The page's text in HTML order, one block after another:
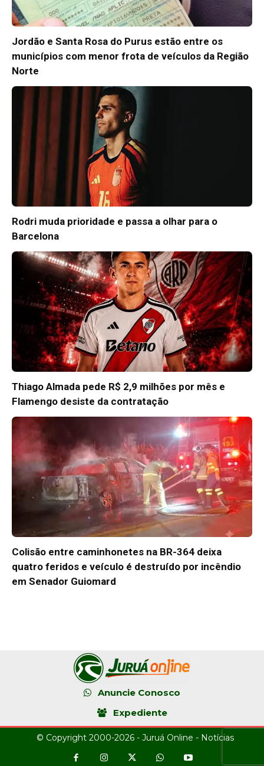
Jordão e Santa Rosa do Purus estão entre os
municípios com menor frota de veículos da Região
Norte
Rodri muda prioridade e passa a olhar para o
Barcelona
Thiago Almada pede R$ 2,9 milhões por mês e
Flamengo desiste da contratação
Colisão entre caminhonetes na BR-364 deixa
quatro feridos e veículo é destruído por incêndio
em Senador Guiomard
Anuncie Conosco
Expediente
© Copyright 2000-2026 - Juruá Online - Notícias